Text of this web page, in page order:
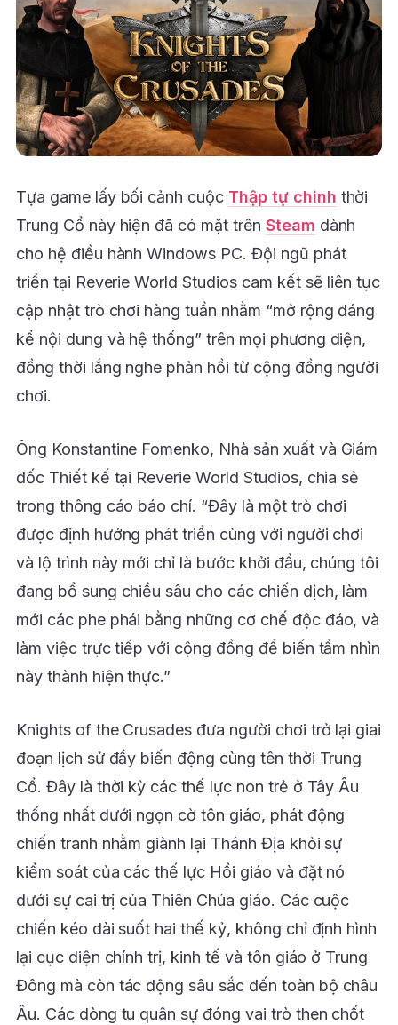
Tựa game lấy bối cảnh cuộc Thập tự chinh thời
Trung Cổ này hiện đã có mặt trên Steam dành
cho hệ điều hành Windows PC. Đội ngũ phát
triển tại Reverie World Studios cam kết sẽ liên tục
cập nhật trò chơi hàng tuần nhằm “mở rộng đáng
kể nội dung và hệ thống” trên mọi phương diện,
đồng thời lắng nghe phản hồi từ cộng đồng người
chơi.
Ông Konstantine Fomenko, Nhà sản xuất và Giám
đốc Thiết kế tại Reverie World Studios, chia sẻ
trong thông cáo báo chí. “Đây là một trò chơi
được định hướng phát triển cùng với người chơi
và lộ trình này mới chỉ là bước khởi đầu, chúng tôi
đang bổ sung chiều sâu cho các chiến dịch, làm
mới các phe phái bằng những cơ chế độc đáo, và
làm việc trực tiếp với cộng đồng để biến tầm nhìn
này thành hiện thực.”
Knights of the Crusades đưa người chơi trở lại giai
đoạn lịch sử đầy biến động cùng tên thời Trung
Cổ. Đây là thời kỳ các thế lực non trẻ ở Tây Âu
thống nhất dưới ngọn cờ tôn giáo, phát động
chiến tranh nhằm giành lại Thánh Địa khỏi sự
kiểm soát của các thế lực Hồi giáo và đặt nó
dưới sự cai trị của Thiên Chúa giáo. Các cuộc
chiến kéo dài suốt hai thế kỷ, không chỉ định hình
lại cục diện chính trị, kinh tế và tôn giáo ở Trung
Đông mà còn tác động sâu sắc đến toàn bộ châu
Âu. Các dòng tu quân sự đóng vai trò then chốt